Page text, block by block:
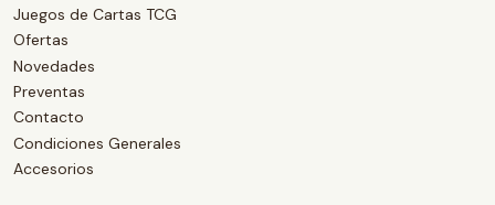
Juegos de Cartas TCG
Ofertas
Novedades
Preventas
Contacto
Condiciones Generales
Accesorios